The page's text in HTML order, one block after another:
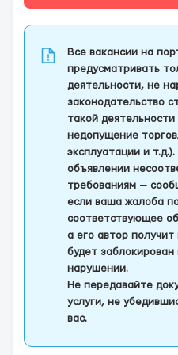
Все вакансии на
предусматривать
деятельности, не
законодательство
такой
недопущение
эксплуатации и
объявлении
требованиям —
если ваша жалоба
соответствующее
а его автор
будет
нарушении.
Не передавайте
услуги, не
вас.